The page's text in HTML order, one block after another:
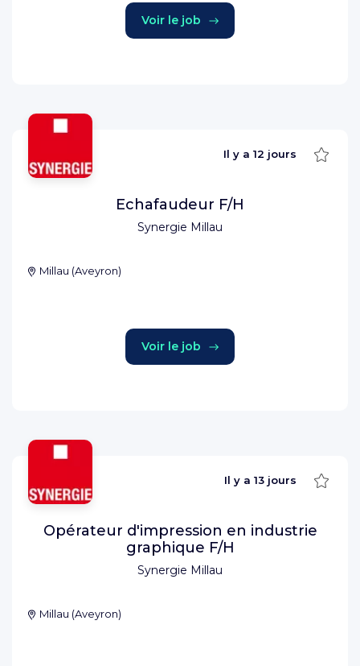
Voir le job
Synergie Millau
Il y a 12 jours
Echafaudeur F/H
Millau (Aveyron)
Voir le job
Synergie Millau
Il y a 13 jours
Opérateur d'impression en industrie
graphique F/H
Millau (Aveyron)